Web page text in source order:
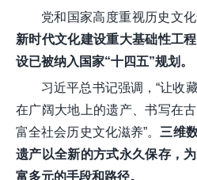
党和国家高度重视历史文
新时代文化建设重大基础性工
设已被纳入国家“十四五”规划。
习近平总书记强调，“让收
在广阔大地上的遗产、书写在
富全社会历史文化滋养”。 三维
遗产以全新的方式永久保存，
富多元的手段和路径。